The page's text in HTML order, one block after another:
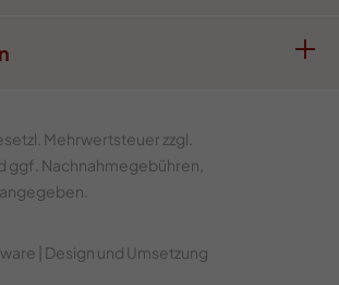
Mehrwertsteuer zzgl.
ggf. Nachnahmegebühren,
| Design und Umsetzung